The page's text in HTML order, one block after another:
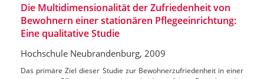
Die Multidimensionalität der Zufriedenheit von
Bewohnern einer stationären Pflegeeinrichtung:
Eine qualitative Studie
Hochschule Neubrandenburg, 2009
Das primäre Ziel dieser Studie zur Bewohnerzufriedenheit in einer